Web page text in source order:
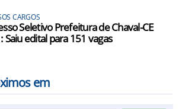
CARGOS
Seletivo Prefeitura de Chaval-CE
Saiu edital para 151 vagas
em